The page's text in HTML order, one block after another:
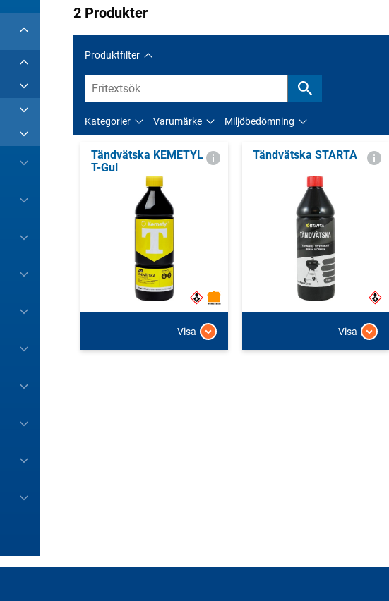
2 Produkter
Produktfilter
Kategorier Varumärke Miljöbedömning
Tändvätska KEMETYL
T-Gul
Visa
Tändvätska STARTA
Visa